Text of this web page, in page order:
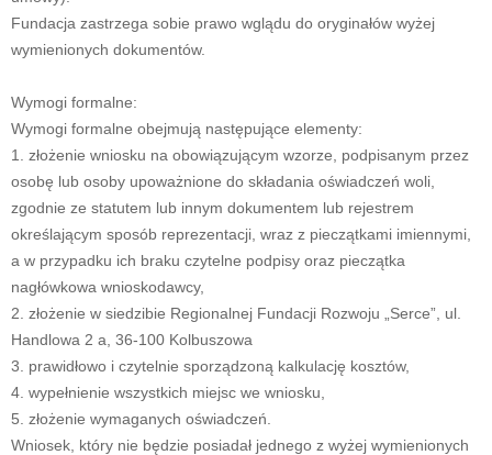
Fundacja zastrzega sobie prawo wglądu do oryginałów wyżej
wymienionych dokumentów.
Wymogi formalne:
Wymogi formalne obejmują następujące elementy:
1. złożenie wniosku na obowiązującym wzorze, podpisanym przez
osobę lub osoby upoważnione do składania oświadczeń woli,
zgodnie ze statutem lub innym dokumentem lub rejestrem
określającym sposób reprezentacji, wraz z pieczątkami imiennymi,
a w przypadku ich braku czytelne podpisy oraz pieczątka
nagłówkowa wnioskodawcy,
2. złożenie w siedzibie Regionalnej Fundacji Rozwoju „Serce”, ul.
Handlowa 2 a, 36-100 Kolbuszowa
3. prawidłowo i czytelnie sporządzoną kalkulację kosztów,
4. wypełnienie wszystkich miejsc we wniosku,
5. złożenie wymaganych oświadczeń.
Wniosek, który nie będzie posiadał jednego z wyżej wymienionych